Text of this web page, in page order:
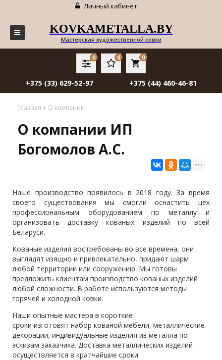
Личный кабинет
KOVKAMETALLA.BY
Мастерская художественной ковки
local_grocery_store
0
0
0
+375 (33) 629-52-97 +375 (44) 460-46-81
Главная О компании
О компании ИП
Богомолов А.С.
Наше производство появилось в 2018 году. За время
своего существования мы смогли оснастить цех
профессиональным оборудованием по металлу и
организовать доставку кованых изделий по всей
Беларуси.
Кованые изделия востребованы во все времена, они
выглядят изящно и привлекательно, придают шарм
любой территории или сооружению. Мы готовы
предложить клиентам производство кованых изделий
любой сложности. В работе используются методы
горячей и холодной ковки.
Наши опытные мастера в короткие
сроки изготовят набор кованой мебели, металлические
декорации, индивидуальные изделия из металла по
эскизам заказчика. Доставка металлических изделий
осуществляется в кратчайшие сроки.